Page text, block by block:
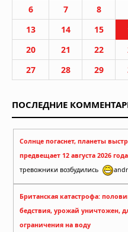
6
7 8
13
14 15
20
21 22
27
28 29
ПОСЛЕДНИЕ
Солнце погаснет, планеты
предвещает 12 августа 2026 года
тревожники возбудились
Британская катастрофа:
бедствия, урожай уничтожен,
ограничения на воду